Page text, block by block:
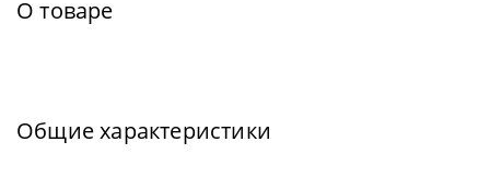
О товаре
Общие характеристики